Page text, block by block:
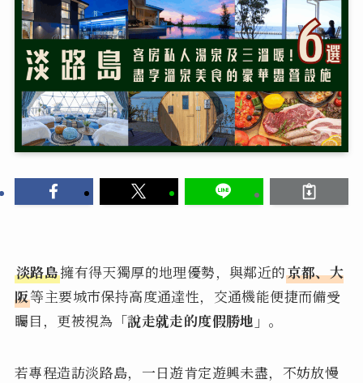
淡路島擁有得天獨厚的地理優勢，與鄰近的京都、大
阪等主要城市保持高度通達性，交通機能便捷而備受
矚目，更被視為 「說走就走的度假勝地」 。
若專程造訪淡路島，一日遊肯定遊興未盡，不妨放慢